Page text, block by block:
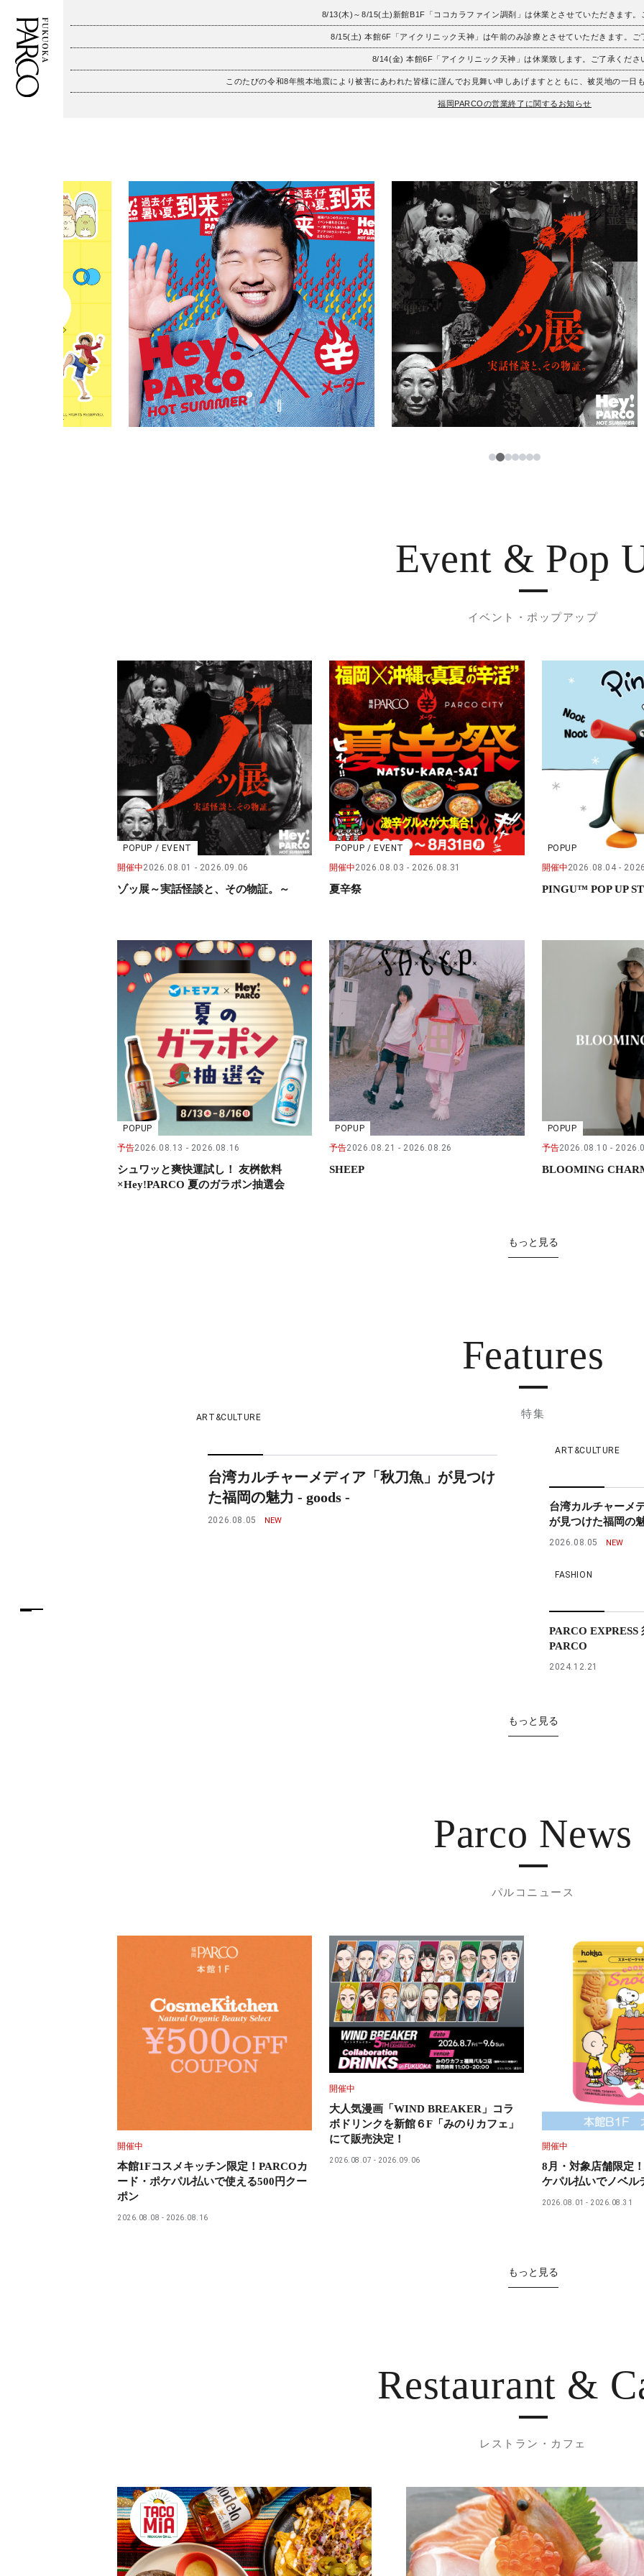
8/13(木)～8/15(土)新館B1F「ココカラファイン調剤」は休業とさせていただきます。
8/15(土) 本館6F「アイクリニック天神」は午前のみ診療とさせていただきます。ご
8/14(金) 本館6F「アイクリニック天神」は休業致します。ご了承くださ
このたびの令和8年熊本地震により被害にあわれた皆様に謹んでお見舞い申しあげますとともに、被災地の一日
福岡PARCOの営業終了に関するお知らせ
ニュース
レストラン・カフェ
TAX FREE
PARCOメンバーズ
한국어
日本語
1234567
Event & Pop
イベント・ポップアップ
POPUP / EVENT
開催中2026.08.01 2026.09.06
ゾッ展～実話怪談と、その物証。～
POPUP / EVENT
開催中2026.08.03 2026.08.31
夏辛祭
POPUP
開催中2026.08.04
PINGU™ POP UP
POPUP
予告2026.08.13 2026.08.16
シュワッと爽快運試し！ 友桝飲料
×Hey!PARCO 夏のガラポン抽選会
POPUP
予告2026.08.21 2026.08.26
SHEEP
POPUP
予告2026.08.10
BLOOMING
もっと見る
Features
特集
ART&CULTURE
台湾カルチャーメディア「秋刀魚」が見つけ
た福岡の魅力 - goods -
2026.08.05
ART&CULTURE
台湾カルチャーメ
が見つけた福岡の
2026.08.05
FASHION
PARCO EXPRESS
PARCO
2024.12.21
もっと見る
Parco News
パルコニュース
開催中
本館1Fコスメキッチン限定！PARCOカ
ード・ポケパル払いで使える500円クー
ポン
2026.08.08 2026.08.16
開催中
大人気漫画「WIND BREAKER」コラ
ボドリンクを新館６F「みのりカフェ」
にて販売決定！
2026.08.07 2026.09.06
開催中
8月・対象店舗限定
ケパル払いでノベル
2026.08.01 2026.08.31
もっと見る
Restaurant &
レストラン・カフェ